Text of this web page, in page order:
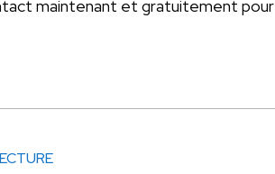
maintenant et gratuitement pour